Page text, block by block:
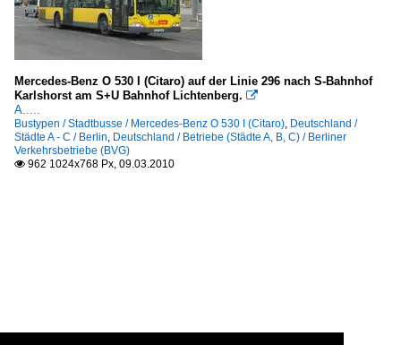
Mercedes-Benz O 530 I (Citaro) auf der Linie 296 nach S-Bahnhof
Karlshorst am S+U Bahnhof Lichtenberg. 
A.....
Bustypen / Stadtbusse / Mercedes-Benz O 530 I (Citaro), Deutschland /
Städte A - C / Berlin, Deutschland / Betriebe (Städte A, B, C) / Berliner
Verkehrsbetriebe (BVG)
 962 1024x768 Px, 09.03.2010